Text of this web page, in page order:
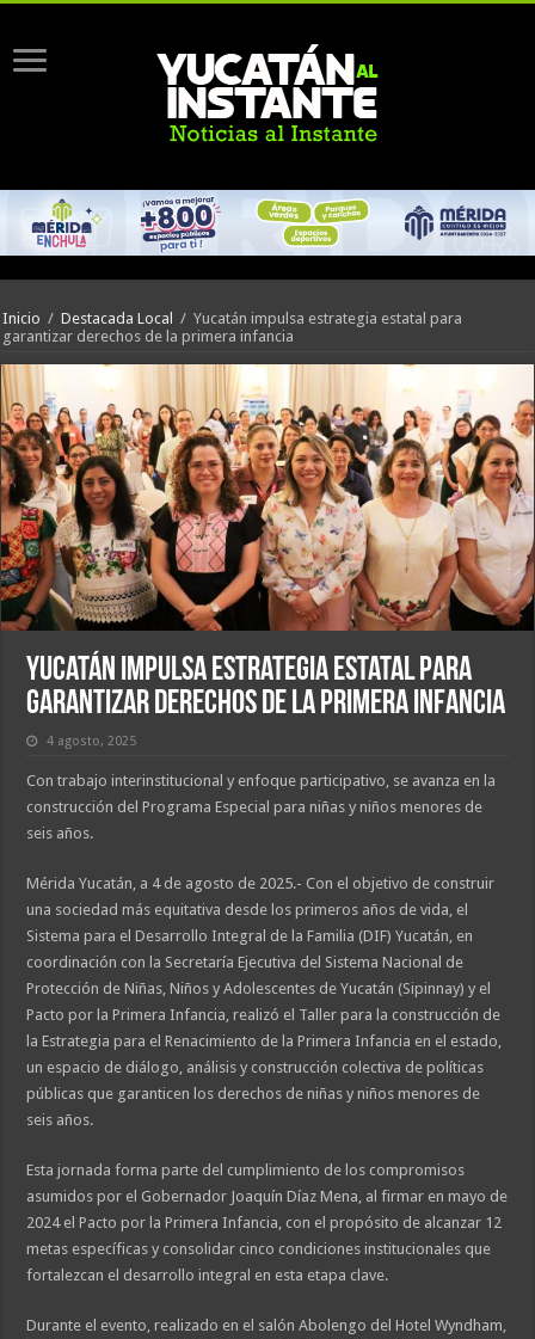
Inicio / Destacada Local / Yucatán impulsa estrategia estatal para
garantizar derechos de la primera infancia
Yucatán impulsa estrategia estatal para
garantizar derechos de la primera infancia
4 agosto, 2025
Con trabajo interinstitucional y enfoque participativo, se avanza en la
construcción del Programa Especial para niñas y niños menores de
seis años.
Mérida Yucatán, a 4 de agosto de 2025.- Con el objetivo de construir
una sociedad más equitativa desde los primeros años de vida, el
Sistema para el Desarrollo Integral de la Familia (DIF) Yucatán, en
coordinación con la Secretaría Ejecutiva del Sistema Nacional de
Protección de Niñas, Niños y Adolescentes de Yucatán (Sipinnay) y el
Pacto por la Primera Infancia, realizó el Taller para la construcción de
la Estrategia para el Renacimiento de la Primera Infancia en el estado,
un espacio de diálogo, análisis y construcción colectiva de políticas
públicas que garanticen los derechos de niñas y niños menores de
seis años.
Esta jornada forma parte del cumplimiento de los compromisos
asumidos por el Gobernador Joaquín Díaz Mena, al firmar en mayo de
2024 el Pacto por la Primera Infancia, con el propósito de alcanzar 12
metas específicas y consolidar cinco condiciones institucionales que
fortalezcan el desarrollo integral en esta etapa clave.
Durante el evento, realizado en el salón Abolengo del Hotel Wyndham,